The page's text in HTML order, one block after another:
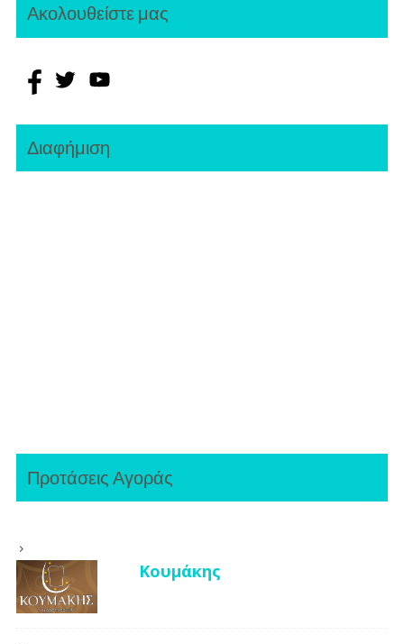
Ακολουθείστε μας
Διαφήμιση
Προτάσεις Αγοράς
Κουμάκης